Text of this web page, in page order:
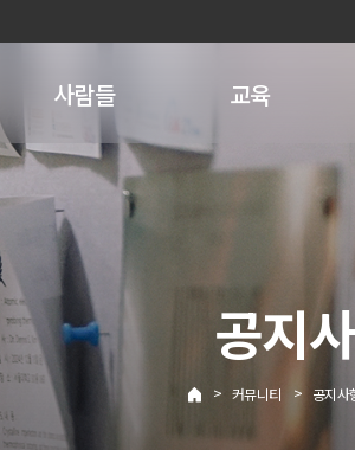
사람들 교육
공지
> 커뮤니티 > 공지사